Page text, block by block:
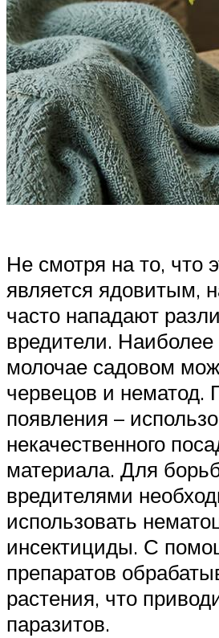
Не смотря на то, что
является ядовитым,
часто нападают
вредители. Наиболее
молочае садовом
червецов и нематод.
появления –
некачественного
материала. Для
вредителями
использовать
инсектициды. С
препаратов
растения, что
паразитов.